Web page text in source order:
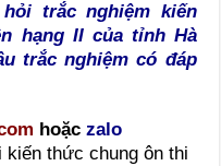
trắc nghiệm kiến
hạng II của tỉnh Hà
trắc nghiệm có đáp
hoặczalo
kiến thức chung ôn thi